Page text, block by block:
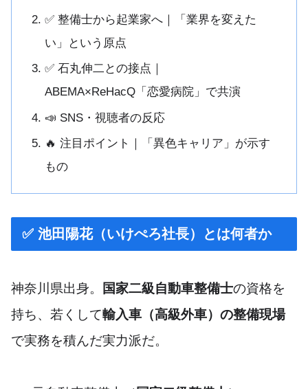
✅ 整備士から起業家へ｜「業界を変えた
い」という原点
✅ 石丸伸二との接点｜
ABEMA×ReHacQ「恋愛病院」で共演
📣 SNS・視聴者の反応
🔥 注目ポイント｜「異色キャリア」が示す
もの
✅ 池田陽花（いけぺろ社長）とは何者か
神奈川県出身。 国家二級自動車整備士の資格を
持ち、若くして輸入車（高級外車）の整備現場
で実務を積んだ実力派だ。